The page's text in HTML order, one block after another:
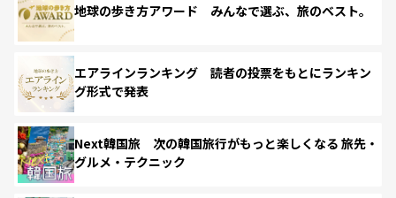
地球の歩き方アワード みんなで選ぶ、旅のベスト。
エアラインランキング 読者の投票をもとにランキン
グ形式で発表
Next韓国旅 次の韓国旅行がもっと楽しくなる 旅先・
グルメ・テクニック